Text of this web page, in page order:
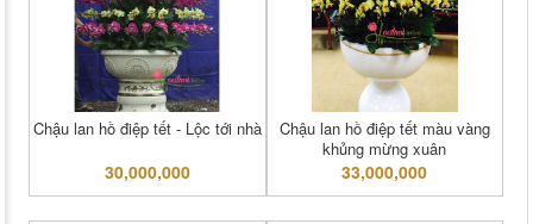
Chậu lan hồ điệp tết - Lộc tới nhà
30,000,000
Chậu lan hồ điệp tết màu vàng
khủng mừng xuân
33,000,000